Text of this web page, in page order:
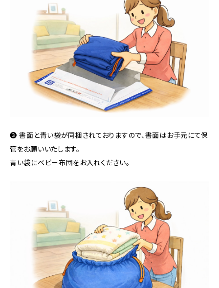
❸ 書面と青い袋が同梱されておりますので、書面はお手元にて保
管をお願いいたします。
青い袋にベビー布団をお入れください。